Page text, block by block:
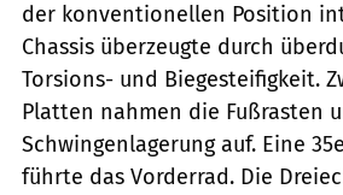
der konventionellen Position
Chassis überzeugte durch
Torsions- und Biegesteifigkeit.
Platten nahmen die Fußrasten
Schwingenlagerung auf. Eine
führte das Vorderrad. Die